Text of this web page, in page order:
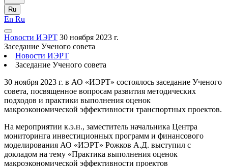
Ru
En Ru
Новости ИЭРТ 30 ноября 2023 г.
Заседание Ученого совета
Новости ИЭРТ
Заседание Ученого совета
30 ноября 2023 г. в АО «ИЭРТ» состоялось заседание Ученого
совета, посвященное вопросам развития методических
подходов и практики выполнения оценок
макроэкономической эффективности транспортных проектов.
На мероприятии к.э.н., заместитель начальника Центра
мониторинга инвестиционных программ и финансового
моделирования АО «ИЭРТ» Рожков А.Д. выступил с
докладом на тему «Практика выполнения оценок
макроэкономической эффективности проектов